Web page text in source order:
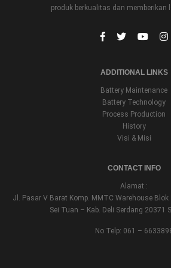
produk berkualitas dan memberikan
ADDITIONAL LINKS
Battery Maintenance
Battery Technology
Process Production
History
Visi & Misi
CONTACT INFO
Alamat :
Jl. Pasar V Barat Komp. MMTC Warehouse Blok
Sei Tuan – Kab. Deli Serdang 20371
No Telp: 061 –